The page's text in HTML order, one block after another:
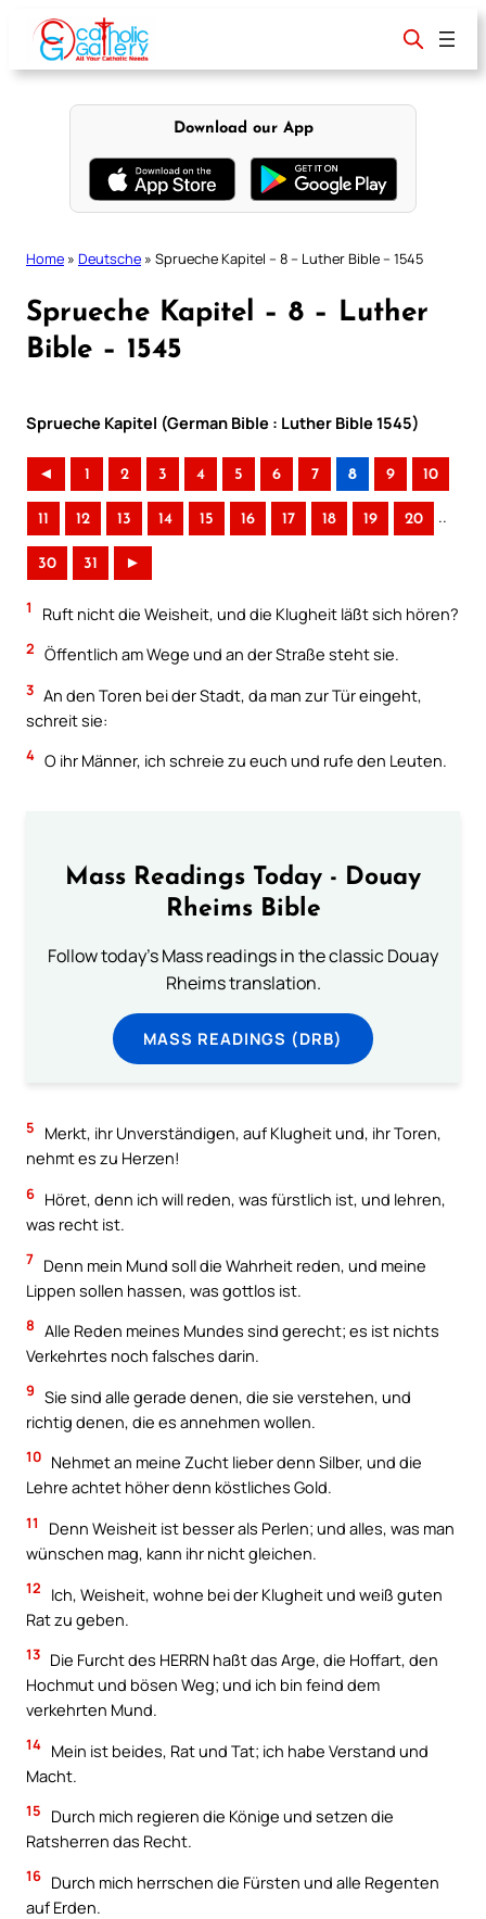
content
Download our App
Home » Deutsche » Sprueche Kapitel – 8 – Luther Bible – 1545
Sprueche Kapitel – 8 – Luther
Bible – 1545
Sprueche Kapitel (German Bible : Luther Bible 1545)
◄ 1 2 3 4 5 6 7 8 9 10
11 12 13 14 15 16 17 18 19 20 ..
30 31 ►
1 Ruft nicht die Weisheit, und die Klugheit läßt sich hören?
2 Öffentlich am Wege und an der Straße steht sie.
3 An den Toren bei der Stadt, da man zur Tür eingeht,
schreit sie:
4 O ihr Männer, ich schreie zu euch und rufe den Leuten.
Mass Readings Today - Douay
Rheims Bible
Follow today's Mass readings in the classic Douay
Rheims translation.
MASS READINGS (DRB)
5
Merkt, ihr Unverständigen, auf Klugheit und, ihr Toren,
nehmt es zu Herzen!
6 Höret, denn ich will reden, was fürstlich ist, und lehren,
was recht ist.
7 Denn mein Mund soll die Wahrheit reden, und meine
Lippen sollen hassen, was gottlos ist.
8 Alle Reden meines Mundes sind gerecht; es ist nichts
Verkehrtes noch falsches darin.
9 Sie sind alle gerade denen, die sie verstehen, und
richtig denen, die es annehmen wollen.
10 Nehmet an meine Zucht lieber denn Silber, und die
Lehre achtet höher denn köstliches Gold.
11
Denn Weisheit ist besser als Perlen; und alles, was man
wünschen mag, kann ihr nicht gleichen.
12
Ich, Weisheit, wohne bei der Klugheit und weiß guten
Rat zu geben.
13 Die Furcht des HERRN haßt das Arge, die Hoffart, den
Hochmut und bösen Weg; und ich bin feind dem
verkehrten Mund.
14 Mein ist beides, Rat und Tat; ich habe Verstand und
Macht.
15
Durch mich regieren die Könige und setzen die
Ratsherren das Recht.
16 Durch mich herrschen die Fürsten und alle Regenten
auf Erden.